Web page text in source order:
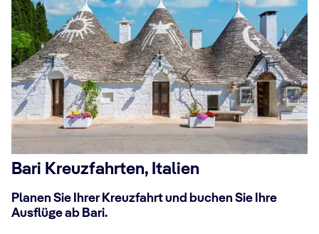
Bari Kreuzfahrten, Italien
Planen Sie Ihrer Kreuzfahrt und buchen Sie Ihre
Ausflüge ab Bari.